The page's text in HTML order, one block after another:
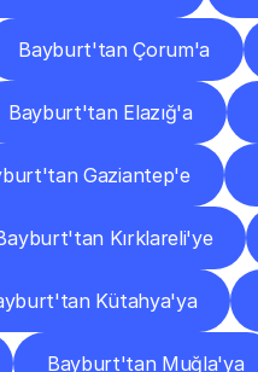
Bayburt'tan Çorum'a
Bayburt'tan Elazığ'a
Gaziantep'e
Kırklareli'ye
Kütahya'ya
Bayburt'tan Muğla'ya